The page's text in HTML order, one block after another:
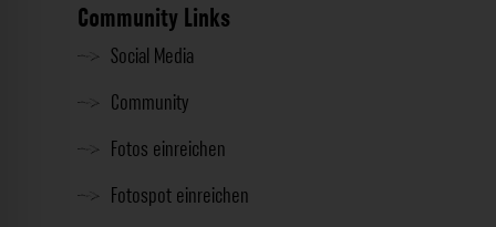
Community Links
Social Media
Community
Fotos einreichen
Fotospot einreichen